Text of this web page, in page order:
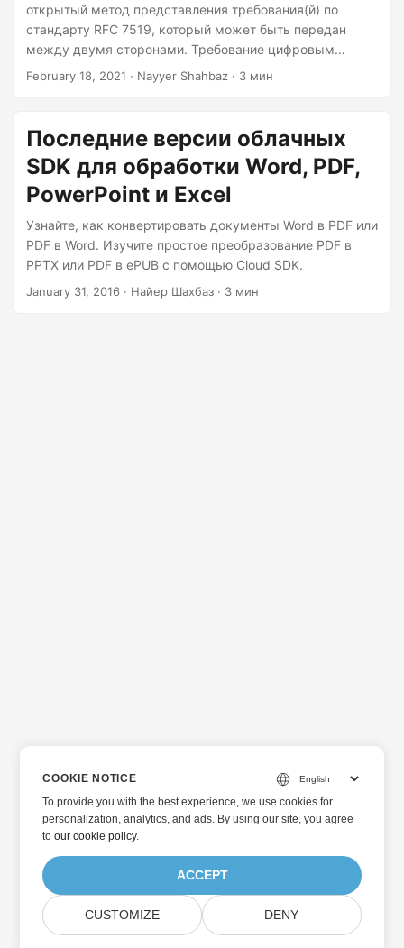
открытый метод представления требования(й) по
стандарту RFC 7519, который может быть передан
между двумя сторонами. Требование цифровым
образом подписано эмитентом токена, и сторона,
требование. В Aspose мы ценим целостность данных и
аутентификацию так же, как и сосредотачиваемся на
создании новых функций. Поэтому все API Aspose.Cloud
доступны только уполномоченным лицам.
February 18, 2021 · Nayyer Shahbaz · 3 мин
Последние версии облачных
SDK для обработки Word, PDF,
PowerPoint и Excel
Узнайте, как конвертировать документы Word в PDF или
PDF в Word. Изучите простое преобразование PDF в
PPTX или PDF в ePUB с помощью Cloud SDK.
January 31, 2016 · Найер Шахбаз · 3 мин
COOKIE NOTICE
To provide you with the best experience, we use cookies for
personalization, analytics, and ads. By using our site, you agree
toour cookie policy.
ACCEPT
CUSTOMIZE DENY